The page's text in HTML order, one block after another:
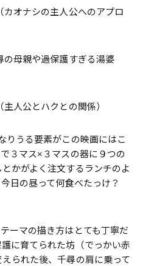
カオナシの主人公へのアプロ
の母親や過保護すぎる湯婆
人公とハクとの関係）
うる要素がこの映画にはこ
３マス×３マスの器に９つの
かがよく注文するランチのよ
日の昼って何食べたっけ？
ーマの描き方はとても丁寧だ
に育てられた坊（でっかい赤
られた後、千尋の肩に乗って